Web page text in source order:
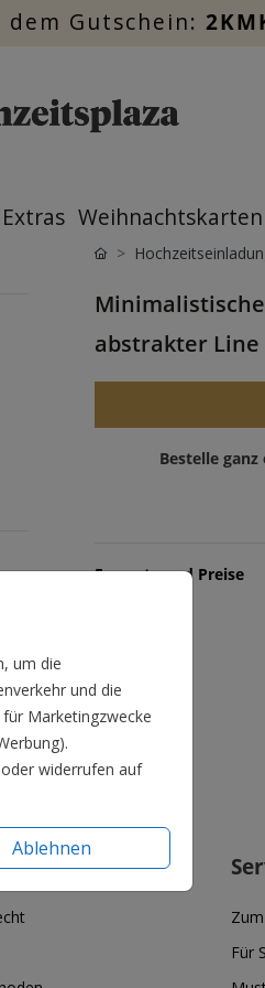
Gutschein:
Extras Weihnachtskarten
um die
und die
Marketingzwecke
widerrufen auf
Ablehnen
abstrakter
Bestelle
Formate und Preise
Für